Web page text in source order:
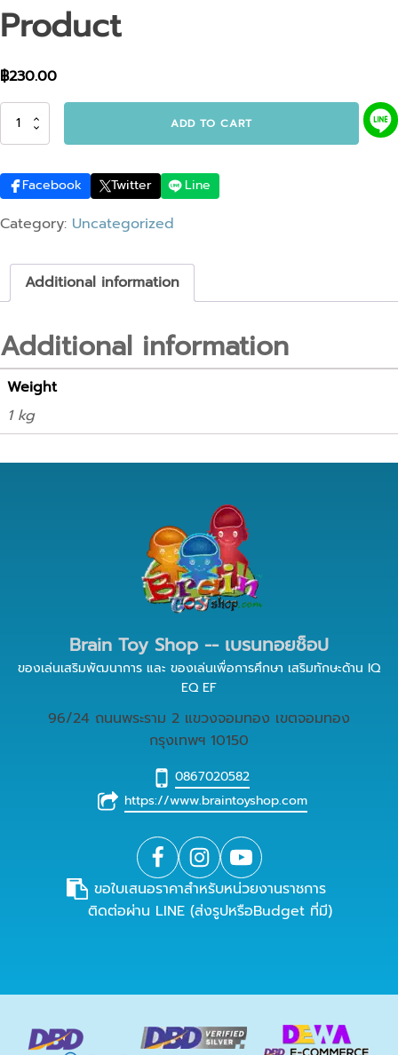
Product
฿230.00
Product
quantity
ADD TO CART
Facebook Twitter Line
Category: Uncategorized
Additional information
Additional information
Weight
1 kg
Brain Toy Shop -- เบรนทอยช็อป
ของเล่นเสริมพัฒนาการ และ ของเล่นเพื่อการศึกษา เสริมทักษะด้าน IQ
EQ EF
96/24 ถนนพระราม 2 แขวงจอมทอง เขตจอมทอง
กรุงเทพฯ 10150
0867020582
https://www.braintoyshop.com
ขอใบเสนอราคาสำหรับหน่วยงานราชการ
ติดต่อผ่าน LINE (ส่งรูปหรือBudget ที่มี)